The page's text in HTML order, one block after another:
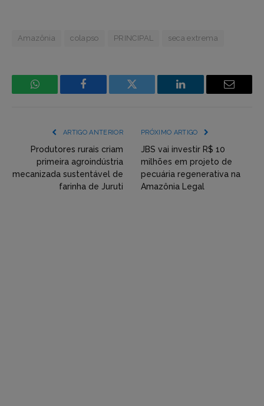
Amazônia colapso PRINCIPAL seca extrema
WhatsApp Facebook
Incorpore
(YouTube,
Twitter,
etc)
LinkedIn Email
ARTIGO ANTERIOR
Produtores rurais criam
primeira agroindústria
mecanizada sustentável de
farinha de Juruti
PRÓXIMO ARTIGO
JBS vai investir R$ 10
milhões em projeto de
pecuária regenerativa na
Amazônia Legal